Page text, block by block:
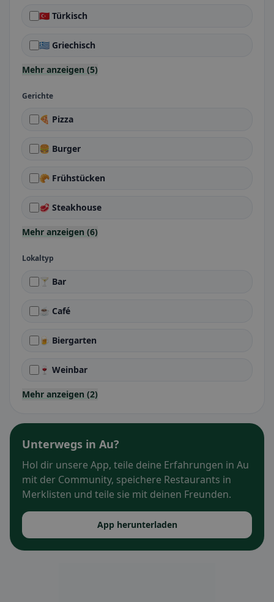
🇹🇷 Türkisch
🇬🇷 Griechisch
Mehr anzeigen (5)
Gerichte
🍕 Pizza
🍔 Burger
🥐 Frühstücken
🥩 Steakhouse
Mehr anzeigen (6)
Lokaltyp
🍸 Bar
☕ Café
🍺 Biergarten
🍷 Weinbar
Mehr anzeigen (2)
Unterwegs in Au?
Hol dir unsere App, teile deine Erfahrungen in Au
mit der Community, speichere Restaurants in
Merklisten und teile sie mit deinen Freunden.
App herunterladen